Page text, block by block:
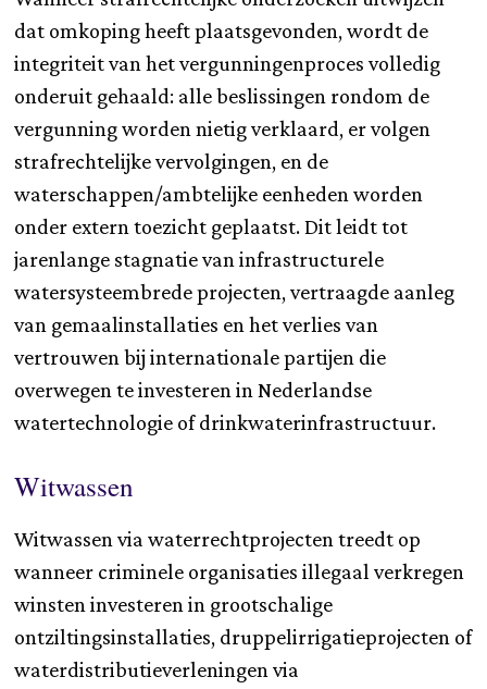
dat omkoping heeft plaatsgevonden, wordt de
integriteit van het vergunningenproces volledig
onderuit gehaald: alle beslissingen rondom de
vergunning worden nietig verklaard, er volgen
strafrechtelijke vervolgingen, en de
waterschappen/ambtelijke eenheden worden
onder extern toezicht geplaatst. Dit leidt tot
jarenlange stagnatie van infrastructurele
watersysteembrede projecten, vertraagde aanleg
van gemaalinstallaties en het verlies van
vertrouwen bij internationale partijen die
overwegen te investeren in Nederlandse
watertechnologie of drinkwaterinfrastructuur.
Witwassen
Witwassen via waterrechtprojecten treedt op
wanneer criminele organisaties illegaal verkregen
winsten investeren in grootschalige
ontziltingsinstallaties, druppelirrigatieprojecten of
waterdistributieverleningen via